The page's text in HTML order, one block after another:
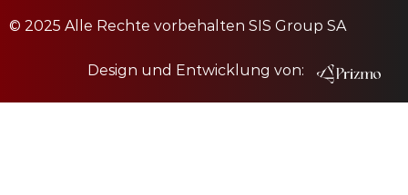
© 2025 Alle Rechte vorbehalten SIS Group SA
Design und Entwicklung von: